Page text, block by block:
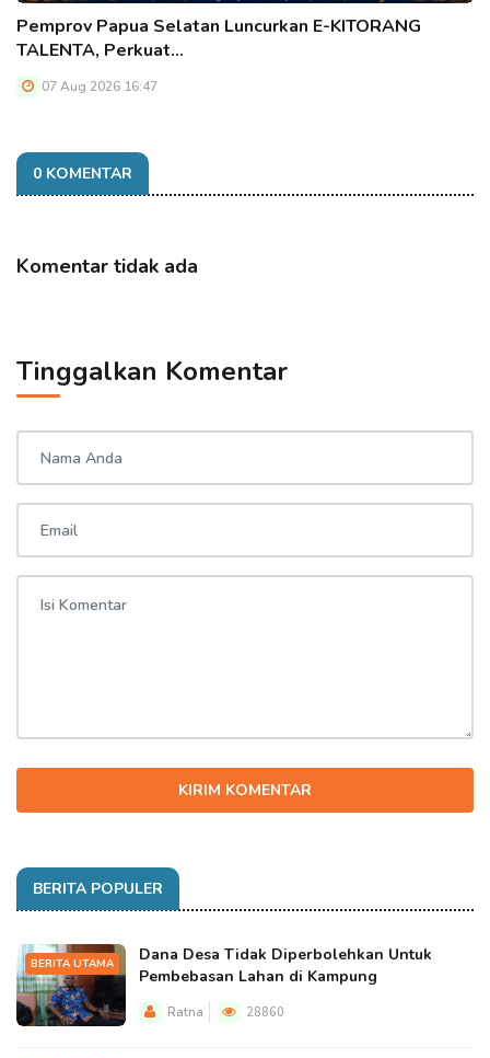
Pemprov Papua Selatan Luncurkan E-KITORANG
TALENTA, Perkuat…
07 Aug 2026 16:47
0 KOMENTAR
Komentar tidak ada
Tinggalkan Komentar
KIRIM KOMENTAR
BERITA POPULER
BERITA UTAMA
Dana Desa Tidak Diperbolehkan Untuk
Pembebasan Lahan di Kampung
Ratna 28860